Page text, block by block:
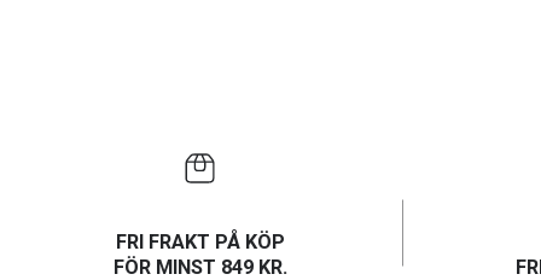
FRI FRAKT PÅ KÖP
FÖR MINST 849 KR.